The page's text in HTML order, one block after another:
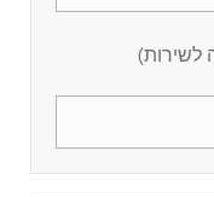
לשירות)